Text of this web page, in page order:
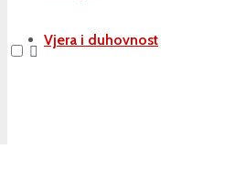
Vjera i duhovnost